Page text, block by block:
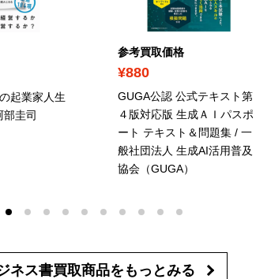
起業家人生
部圭司
参考買取価格
¥880
GUGA公認 公式テキスト第
４版対応版 生成ＡＩパスポ
ート テキスト＆問題集 / 一
般社団法人 生成AI活用普及
協会（GUGA）
ネス書買取商品をもっとみる